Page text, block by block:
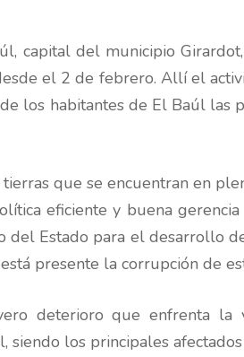
capital del municipio
el 2 de febrero. Allí el
los habitantes de El Baúl las
que se encuentran en
eficiente y buena
del Estado para el desarrollo
presente la corrupción de
deterioro que enfrenta
los principales